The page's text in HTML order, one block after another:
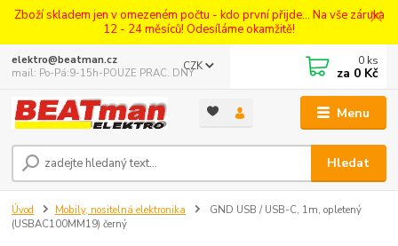
Zboží skladem jen v omezeném počtu - kdo první přijde... Na vše záruka
12 - 24 měsíců! Odesíláme okamžitě!
Menu
CZK
Hledat
elektro@beatman.cz
mail: Po-Pá:9-15h-POUZE PRAC. DNY
0 ks
za 0 Kč
Úvod Mobily, nositelná elektronika
GND USB / USB-C, 1m, opletený
(USBAC100MM19) černý